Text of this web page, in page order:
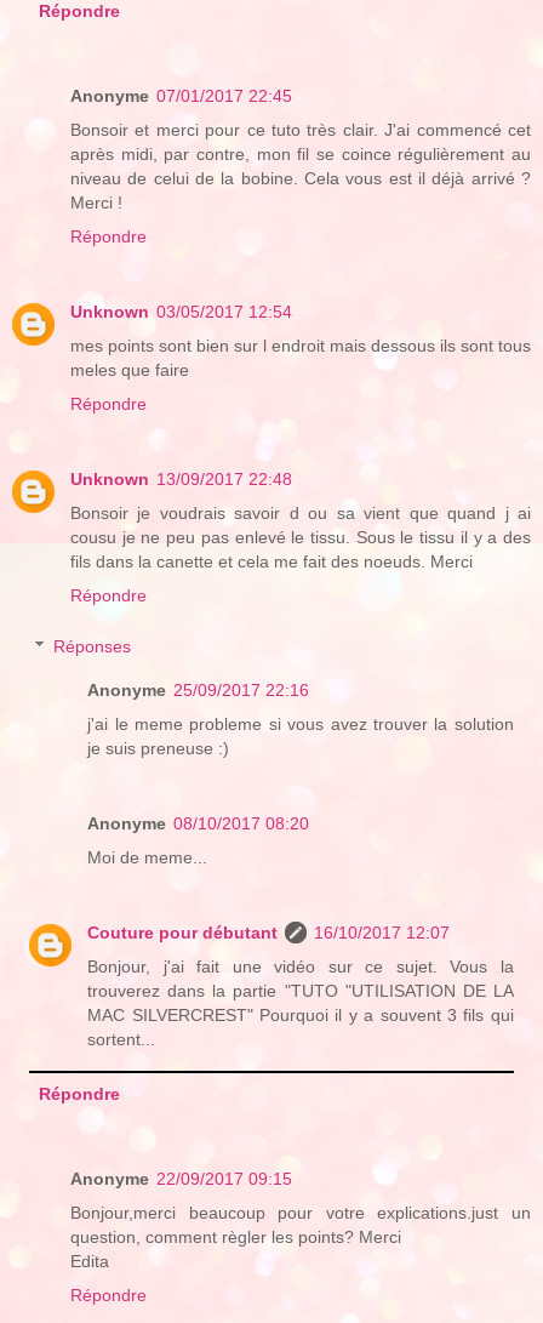
Répondre
Anonyme 07/01/2017 22:45
Bonsoir et merci pour ce tuto très clair. J'ai commencé cet
après midi, par contre, mon fil se coince régulièrement au
niveau de celui de la bobine. Cela vous est il déjà arrivé ?
Merci !
Répondre
Unknown 03/05/2017 12:54
mes points sont bien sur l endroit mais dessous ils sont tous
meles que faire
Répondre
Unknown 13/09/2017 22:48
Bonsoir je voudrais savoir d ou sa vient que quand j ai
cousu je ne peu pas enlevé le tissu. Sous le tissu il y a des
fils dans la canette et cela me fait des noeuds. Merci
Répondre
Réponses
Anonyme 25/09/2017 22:16
j'ai le meme probleme si vous avez trouver la solution
je suis preneuse :)
Anonyme 08/10/2017 08:20
Moi de meme...
Couture pour débutant
16/10/2017 12:07
Bonjour, j'ai fait une vidéo sur ce sujet. Vous la
trouverez dans la partie "TUTO "UTILISATION DE LA
MAC SILVERCREST" Pourquoi il y a souvent 3 fils qui
sortent...
Répondre
Anonyme 22/09/2017 09:15
Bonjour,merci beaucoup pour votre explications.just un
question, comment règler les points? Merci
Edita
Répondre